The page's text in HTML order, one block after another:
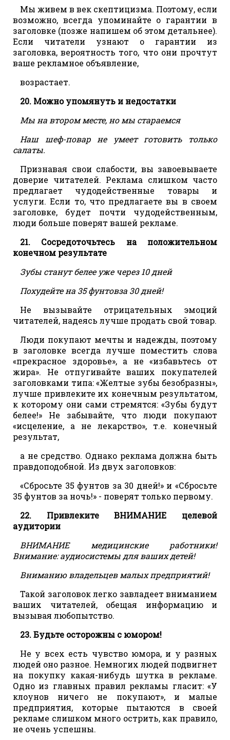
Мы живем в век скептицизма. Поэтому, если
возможно, всегда упоминайте о гарантии в
заголовке (позже напишем об этом детальнее).
Если читатели узнают о гарантии из
заголовка, вероятность того, что они прочтут
ваше рекламное объявление,
возрастает.
20. Можно упомянуть и недостатки
Мы на втором месте, но мы стараемся
Наш шеф-повар не умеет готовить только
салаты.
Признавая свои слабости, вы завоевываете
доверие читателей. Реклама слишком часто
предлагает чудодейственные товары и
услуги. Если то, что предлагаете вы в своем
заголовке, будет почти чудодейственным,
люди больше поверят вашей рекламе.
21. Сосредоточьтесь на положительном
конечном результате
Зубы станут белее уже через 10 дней
Похудейте на 35 фунтовза 30 дней!
Не вызывайте отрицательных эмоций
читателей, надеясь лучше продать свой товар.
Люди покупают мечты и надежды, поэтому
в заголовке всегда лучше поместить слова
«прекрасное здоровье», а не «избавьтесь от
жира». Не отпугивайте ваших покупателей
заголовками типа: «Желтые зубы безобразны»,
лучше привлеките их конечным результатом,
к которому они сами стремятся: «Зубы будут
белее!» Не забывайте, что люди покупают
«исцеление, а не лекарство», т.е. конечный
результат,
а не средство. Однако реклама должна быть
правдоподобной. Из двух заголовков:
«Сбросьте 35 фунтов за 30 дней!» и «Сбросьте
35 фунтов за ночь!» - поверят только первому.
22. Привлеките ВНИМАНИЕ целевой
аудитории
ВНИМАНИЕ медицинские работники!
Внимание: аудиосистемы для ваших детей!
Вниманию владельцев малых предприятий!
Такой заголовок легко завладеет вниманием
ваших читателей, обещая информацию и
вызывая любопытство.
23. Будьте осторожны с юмором!
Не у всех есть чувство юмора, и у разных
людей оно разное. Немногих людей подвигнет
на покупку какая-нибудь шутка в рекламе.
Одно из главных правил рекламы гласит: «У
клоунов ничего не покупают», и малые
предприятия, которые пытаются в своей
рекламе слишком много острить, как правило,
не очень успешны.